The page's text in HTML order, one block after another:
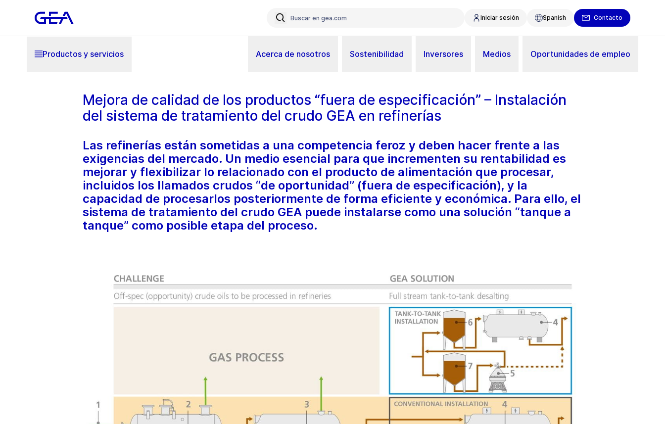
Iniciar sesión Spanish Contacto
Productos y servicios Acerca de nosotros Sostenibilidad Inversores Medios Oportunidades de empleo
Mejora de calidad de los productos “fuera de especificación” – Instalación
del sistema de tratamiento del crudo GEA en refinerías
Las refinerías están sometidas a una competencia feroz y deben hacer frente a las
exigencias del mercado. Un medio esencial para que incrementen su rentabilidad es
mejorar y flexibilizar lo relacionado con el producto de alimentación que procesar,
incluidos los llamados crudos “de oportunidad” (fuera de especificación), y la
capacidad de procesarlos posteriormente de forma eficiente y económica. Para ello, el
sistema de tratamiento del crudo GEA puede instalarse como una solución “tanque a
tanque” como posible etapa del proceso.